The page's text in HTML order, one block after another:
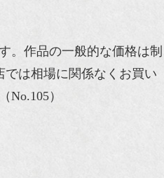
。作品の一般的な価格は制
は相場に関係なくお買い
）